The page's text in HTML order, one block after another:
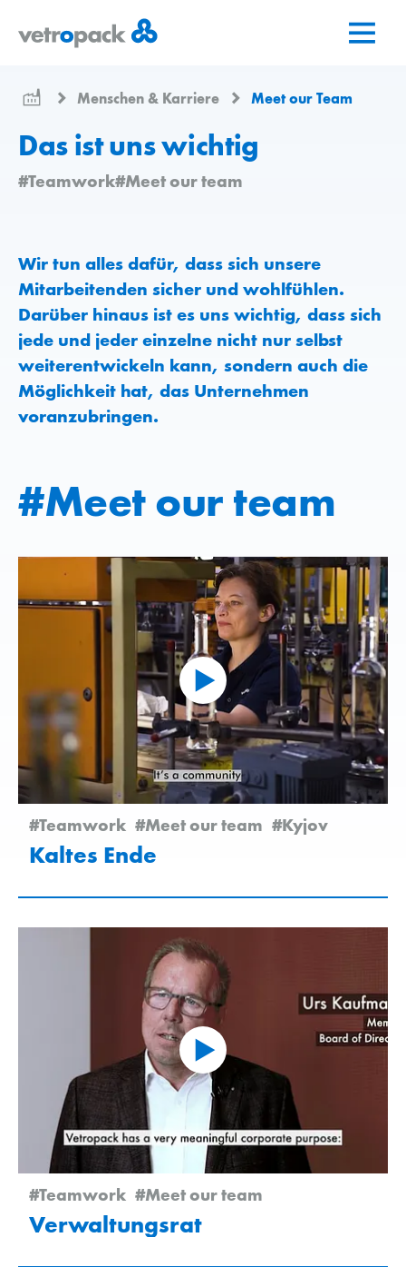
Startseite
Inhalt
Kontakt
Menschen & Karriere Meet our Team
Das ist uns wichtig
#Teamwork#Meet our team
Wir tun alles dafür, dass sich unsere
Mitarbeitenden sicher und wohlfühlen.
Darüber hinaus ist es uns wichtig, dass sich
jede und jeder einzelne nicht nur selbst
weiterentwickeln kann, sondern auch die
Möglichkeit hat, das Unternehmen
voranzubringen.
#Meet our team
#Teamwork #Meet our team #Kyjov
Kaltes Ende
#Teamwork #Meet our team
Verwaltungsrat